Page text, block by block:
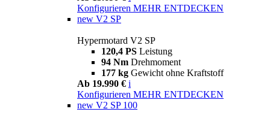
Konfigurieren MEHR ENTDECKEN
new V2 SP
Hypermotard V2 SP
120,4 PS Leistung
94 Nm Drehmoment
177 kg Gewicht ohne Kraftstoff
Ab 19.990 € i
Konfigurieren MEHR ENTDECKEN
new V2 SP 100